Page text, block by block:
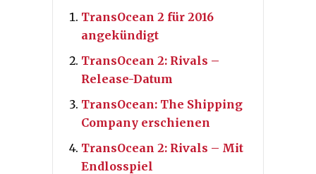
TransOcean 2 für 2016
angekündigt
TransOcean 2: Rivals –
Release-Datum
TransOcean: The Shipping
Company erschienen
TransOcean 2: Rivals – Mit
Endlosspiel